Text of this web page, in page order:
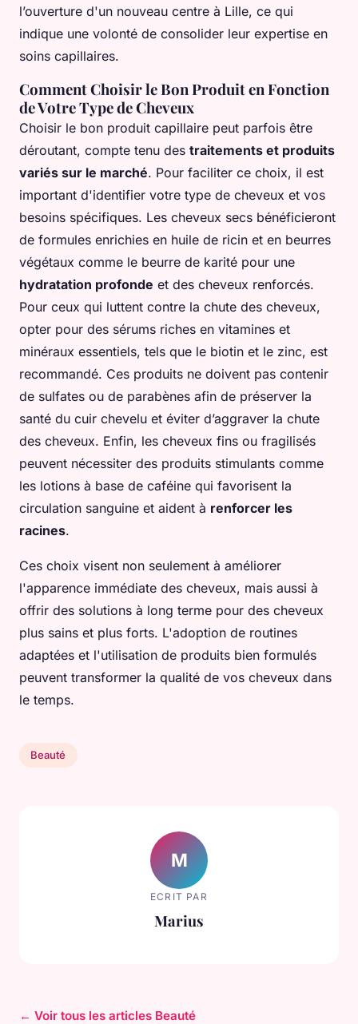
l’ouverture d'un nouveau centre à Lille, ce qui
indique une volonté de consolider leur expertise en
soins capillaires.
Comment Choisir le Bon Produit en Fonction
de Votre Type de Cheveux
Choisir le bon produit capillaire peut parfois être
déroutant, compte tenu des traitements et produits
variés sur le marché. Pour faciliter ce choix, il est
important d'identifier votre type de cheveux et vos
besoins spécifiques. Les cheveux secs bénéficieront
de formules enrichies en huile de ricin et en beurres
végétaux comme le beurre de karité pour une
hydratation profonde et des cheveux renforcés.
Pour ceux qui luttent contre la chute des cheveux,
opter pour des sérums riches en vitamines et
minéraux essentiels, tels que le biotin et le zinc, est
recommandé. Ces produits ne doivent pas contenir
de sulfates ou de parabènes afin de préserver la
santé du cuir chevelu et éviter d’aggraver la chute
des cheveux. Enfin, les cheveux fins ou fragilisés
peuvent nécessiter des produits stimulants comme
les lotions à base de caféine qui favorisent la
circulation sanguine et aident à renforcer les
racines.
Ces choix visent non seulement à améliorer
l'apparence immédiate des cheveux, mais aussi à
offrir des solutions à long terme pour des cheveux
plus sains et plus forts. L'adoption de routines
adaptées et l'utilisation de produits bien formulés
peuvent transformer la qualité de vos cheveux dans
le temps.
Beauté
M
ECRIT PAR
Marius
← Voir tous les articles Beauté